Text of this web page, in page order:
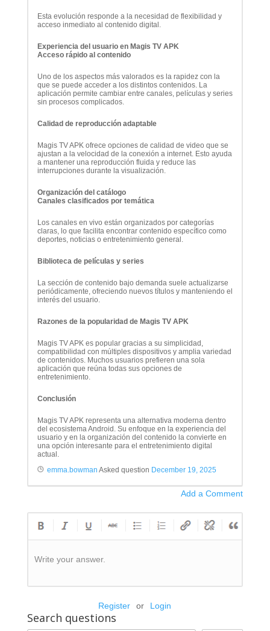
Esta evolución responde a la necesidad de flexibilidad y
acceso inmediato al contenido digital.
Experiencia del usuario en Magis TV APK
Acceso rápido al contenido
Uno de los aspectos más valorados es la rapidez con la
que se puede acceder a los distintos contenidos. La
aplicación permite cambiar entre canales, películas y series
sin procesos complicados.
Calidad de reproducción adaptable
Magis TV APK ofrece opciones de calidad de video que se
ajustan a la velocidad de la conexión a internet. Esto ayuda
a mantener una reproducción fluida y reduce las
interrupciones durante la visualización.
Organización del catálogo
Canales clasificados por temática
Los canales en vivo están organizados por categorías
claras, lo que facilita encontrar contenido específico como
deportes, noticias o entretenimiento general.
Biblioteca de películas y series
La sección de contenido bajo demanda suele actualizarse
periódicamente, ofreciendo nuevos títulos y manteniendo el
interés del usuario.
Razones de la popularidad de Magis TV APK
Magis TV APK es popular gracias a su simplicidad,
compatibilidad con múltiples dispositivos y amplia variedad
de contenidos. Muchos usuarios prefieren una sola
aplicación que reúna todas sus opciones de
entretenimiento.
Conclusión
Magis TV APK representa una alternativa moderna dentro
del ecosistema Android. Su enfoque en la experiencia del
usuario y en la organización del contenido la convierte en
una opción interesante para el entretenimiento digital
actual.
emma.bowman Asked question December 19, 2025
Add a Comment
Write your answer.
Register or Login
Search questions